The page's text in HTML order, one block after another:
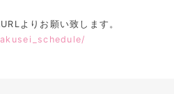
よりお願い致します。